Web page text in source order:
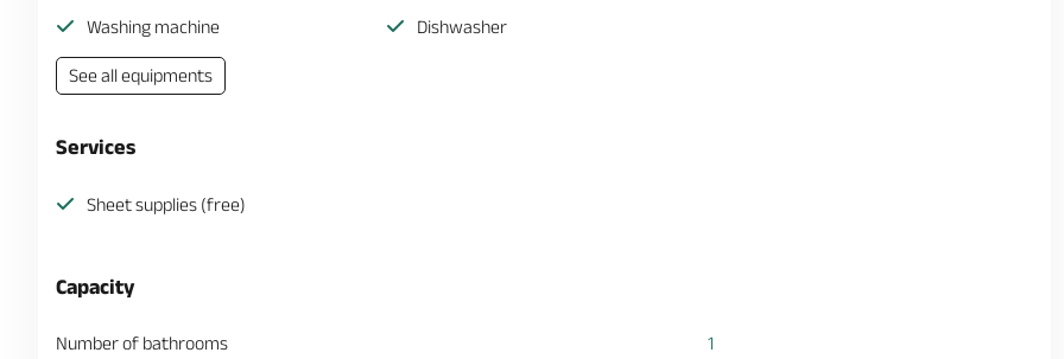
Washing machine Dishwasher
See all equipments
Services
Sheet supplies (free)
Capacity
Number of bathrooms
1